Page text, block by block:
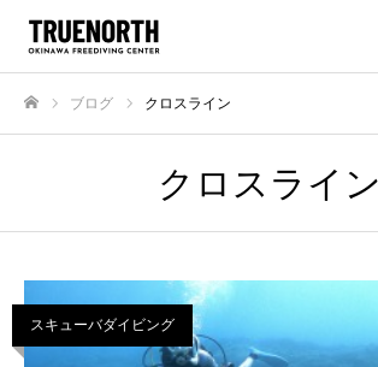
ブログ クロスライン
クロスライン
スキューバダイビング